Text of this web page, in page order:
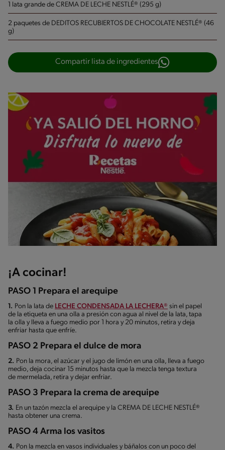
1 lata grande de CREMA DE LECHE NESTLÉ® (295 g)
2 paquetes de DEDITOS RECUBIERTOS DE CHOCOLATE NESTLÉ® (46
g)
Compartir lista de ingredientes
¡A cocinar!
PASO 1 Prepara el arequipe
1. Pon la lata de LECHE CONDENSADA LA LECHERA® sin el papel
de la etiqueta en una olla a presión con agua al nivel de la lata, tapa
la olla y lleva a fuego medio por 1 hora y 20 minutos, retira y deja
enfriar hasta que enfríe.
PASO 2 Prepara el dulce de mora
2. Pon la mora, el azúcar y el jugo de limón en una olla, lleva a fuego
medio, deja cocinar 15 minutos hasta que la mezcla tenga textura
de mermelada, retira y dejar enfriar.
PASO 3 Prepara la crema de arequipe
3. En un tazón mezcla el arequipe y la CREMA DE LECHE NESTLÉ®
hasta obtener una crema.
PASO 4 Arma los vasitos
4. Pon la mezcla en vasos individuales y báñalos con un poco del